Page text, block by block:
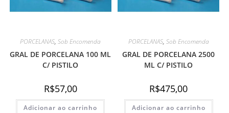
PORCELANAS,Sob Encomenda
GRAL DE PORCELANA 100 ML
C/ PISTILO
R$57,00
Adicionar ao carrinho
PORCELANAS, Sob Encomenda
GRAL DE PORCELANA 2500
ML C/ PISTILO
R$475,00
Adicionar ao carrinho